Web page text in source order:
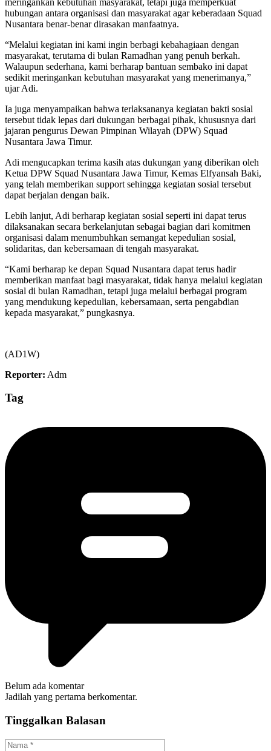
hubungan antara organisasi dan masyarakat agar keberadaan Squad
Nusantara benar-benar dirasakan manfaatnya.
“Melalui kegiatan ini kami ingin berbagi kebahagiaan dengan
masyarakat, terutama di bulan Ramadhan yang penuh berkah.
Walaupun sederhana, kami berharap bantuan sembako ini dapat
sedikit meringankan kebutuhan masyarakat yang menerimanya,”
ujar Adi.
Ia juga menyampaikan bahwa terlaksananya kegiatan bakti sosial
tersebut tidak lepas dari dukungan berbagai pihak, khususnya dari
jajaran pengurus Dewan Pimpinan Wilayah (DPW) Squad
Nusantara Jawa Timur.
Adi mengucapkan terima kasih atas dukungan yang diberikan oleh
Ketua DPW Squad Nusantara Jawa Timur, Kemas Elfyansah Baki,
yang telah memberikan support sehingga kegiatan sosial tersebut
dapat berjalan dengan baik.
Lebih lanjut, Adi berharap kegiatan sosial seperti ini dapat terus
dilaksanakan secara berkelanjutan sebagai bagian dari komitmen
organisasi dalam menumbuhkan semangat kepedulian sosial,
solidaritas, dan kebersamaan di tengah masyarakat.
“Kami berharap ke depan Squad Nusantara dapat terus hadir
memberikan manfaat bagi masyarakat, tidak hanya melalui kegiatan
sosial di bulan Ramadhan, tetapi juga melalui berbagai program
yang mendukung kepedulian, kebersamaan, serta pengabdian
kepada masyarakat,” pungkasnya.
(AD1W)
Reporter: Adm
Tag
Belum ada komentar
Jadilah yang pertama berkomentar.
Tinggalkan Balasan